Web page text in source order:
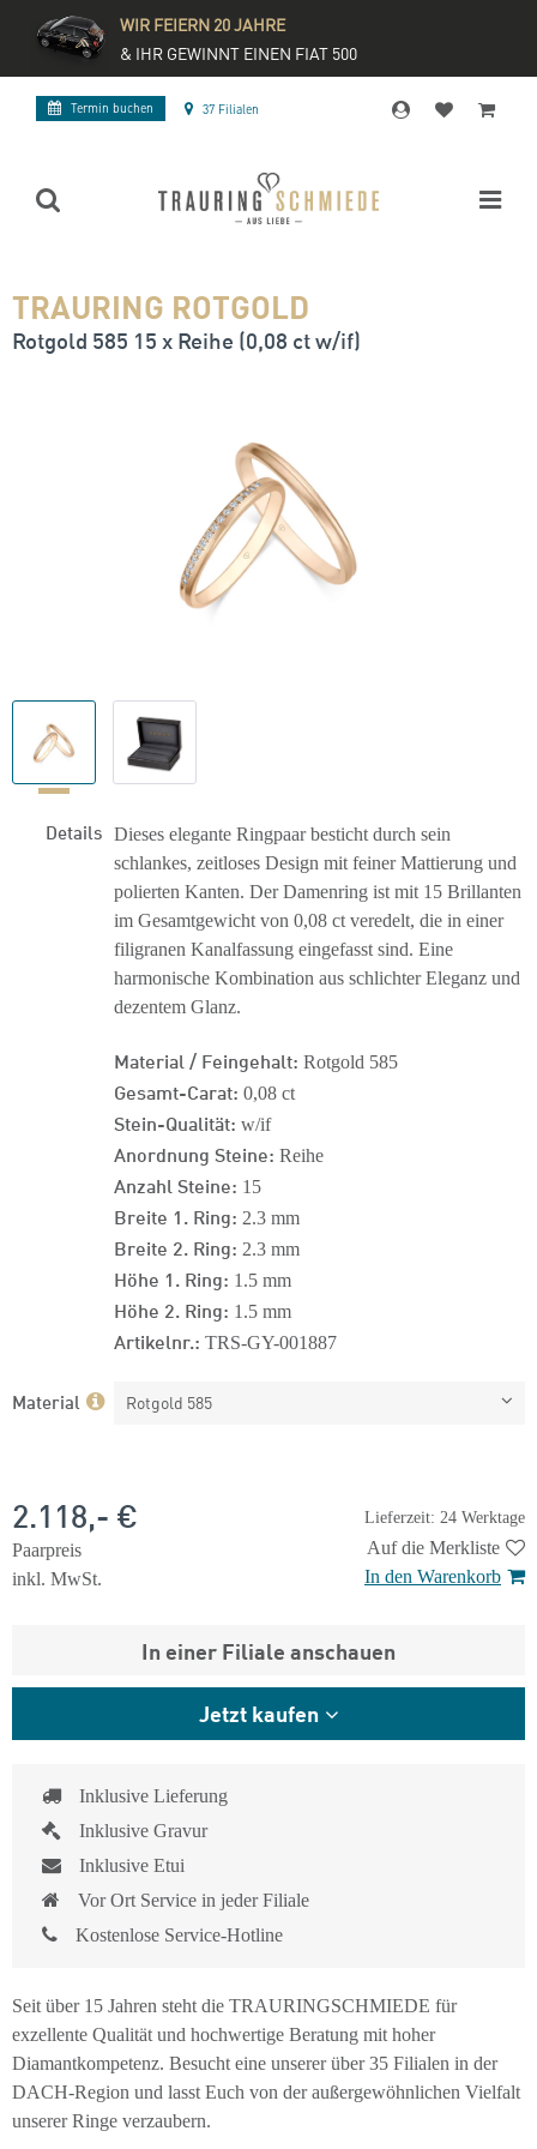
WIR FEIERN 20 JAHRE
& IHR GEWINNT EINEN FIAT 500
Termin buchen 37 Filialen
TRAURING ROTGOLD
Rotgold 585 15 x Reihe (0,08 ct w/if)
Details Dieses elegante Ringpaar besticht durch sein
schlankes, zeitloses Design mit feiner Mattierung und
polierten Kanten. Der Damenring ist mit 15 Brillanten
im Gesamtgewicht von 0,08 ct veredelt, die in einer
filigranen Kanalfassung eingefasst sind. Eine
harmonische Kombination aus schlichter Eleganz und
dezentem Glanz.
Material / Feingehalt: Rotgold 585
Gesamt-Carat: 0,08 ct
Stein-Qualität: w/if
Anordnung Steine: Reihe
Anzahl Steine: 15
Breite 1. Ring: 2.3 mm
Breite 2. Ring: 2.3 mm
Höhe 1. Ring: 1.5 mm
Höhe 2. Ring: 1.5 mm
Artikelnr.: TRS-GY-001887
Material Rotgold 585
Lieferzeit: 24 Werktage
2.118,- €
Paarpreis
inkl. MwSt.
Auf die Merkliste
In den Warenkorb
In einer Filiale anschauen
Jetzt kaufen
Inklusive Lieferung
Inklusive Gravur
Inklusive Etui
Vor Ort Service in jeder Filiale
Kostenlose Service-Hotline
Seit über 15 Jahren steht die TRAURINGSCHMIEDE für
exzellente Qualität und hochwertige Beratung mit hoher
Diamantkompetenz. Besucht eine unserer über 35 Filialen in der
DACH-Region und lasst Euch von der außergewöhnlichen Vielfalt
unserer Ringe verzaubern.